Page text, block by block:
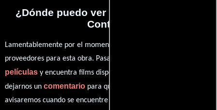
¿Dónde puedo ver la películas Losing
Control?
Lamentablemente por el momento no contamos con enlaces a
proveedores para esta obra. Pasa por nuestro catálogo de
películas y encuentra films disponibles. También puedes
dejarnos un comentario para que le demos prioridad y te
avisaremos cuando se encuentre disponible